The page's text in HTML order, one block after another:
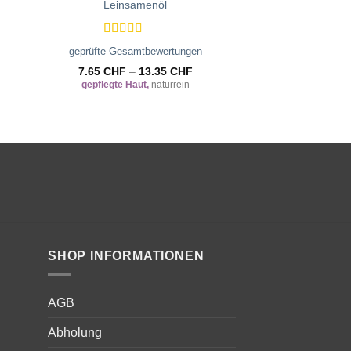
Leinsamenöl
Bewertet
mit5von 5
geprüfte Gesamtbewertungen
7.65 CHF – 13.35 CHF
gepflegte Haut, naturrein
SHOP INFORMATIONEN
AGB
Abholung